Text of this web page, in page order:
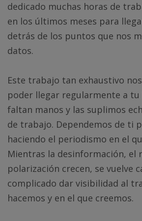
dedicado muchas horas de
en los últimos meses para
detrás de los puntos que nos
datos.
Este trabajo tan exhaustivo
poder llegar regularmente a tu
faltan manos y las suplimos
de trabajo. Dependemos de ti
haciendo el periodismo en el
Mientras la desinformación, el
polarización crecen, se vuelve
complicado dar visibilidad al
hacemos y en el que creemos.